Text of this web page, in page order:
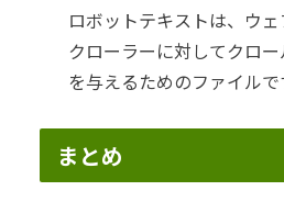
ロボットテキストは、ウ
クローラーに対してクロ
を与えるためのファイルで
まとめ